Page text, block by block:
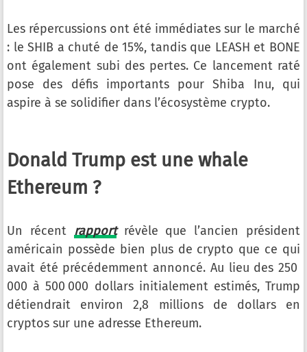
Les répercussions ont été immédiates sur le marché
: le SHIB a chuté de 15%, tandis que LEASH et BONE
ont également subi des pertes. Ce lancement raté
pose des défis importants pour Shiba Inu, qui
aspire à se solidifier dans l’écosystème crypto.
Donald Trump est une whale
Ethereum ?
Un récent rapportrévèle que l’ancien président
américain possède bien plus de crypto que ce qui
avait été précédemment annoncé. Au lieu des 250
000 à 500 000 dollars initialement estimés, Trump
détiendrait environ 2,8 millions de dollars en
cryptos sur une adresse Ethereum.